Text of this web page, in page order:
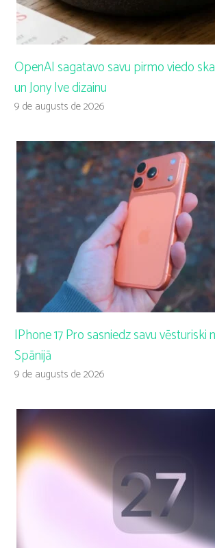
OpenAI sagatavo savu pirmo viedo
un Jony Ive dizainu
9 de augusts de 2026
IPhone 17 Pro sasniedz savu vēsturiski
Spānijā
9 de augusts de 2026